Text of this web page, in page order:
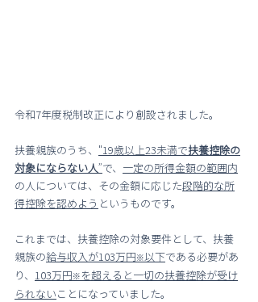
令和7年度税制改正により創設されました。
扶養親族のうち、 "19歳以上23未満で扶養控除の
対象にならない人”で、 一定の所得金額の範囲内
の人については、その金額に応じた段階的な所
得控除を認めよう というものです。
これまでは、扶養控除の対象要件として、扶養
親族の給与収入が103万円※以下である必要があ
り、 103万円※ を超えると一切の扶養控除が受け
られないことになっていました。